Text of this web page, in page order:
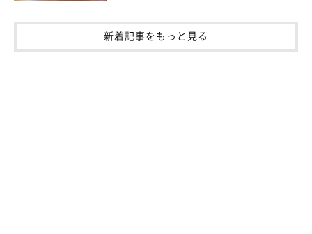
※記事と写真に関連性はありませんので予めご了承ください
新着記事をもっと見る